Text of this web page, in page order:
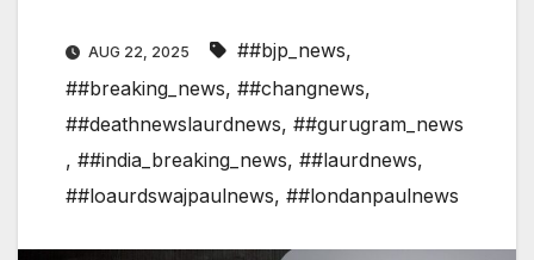
AUG 22, 2025 ##bjp_news,
##breaking_news, ##changnews,
##deathnewslaurdnews, ##gurugram_news
, ##india_breaking_news, ##laurdnews,
##loaurdswajpaulnews, ##londanpaulnews